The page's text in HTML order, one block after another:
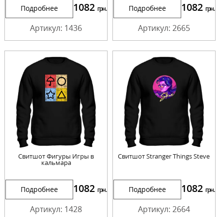
Подробнее 1082 грн.
Артикул: 1436
Подробнее 1082 грн.
Артикул: 2665
Свитшот Фигуры Игры в
кальмара
Подробнее 1082 грн.
Артикул: 1428
Свитшот Stranger Things Steve
Подробнее 1082 грн.
Артикул: 2664